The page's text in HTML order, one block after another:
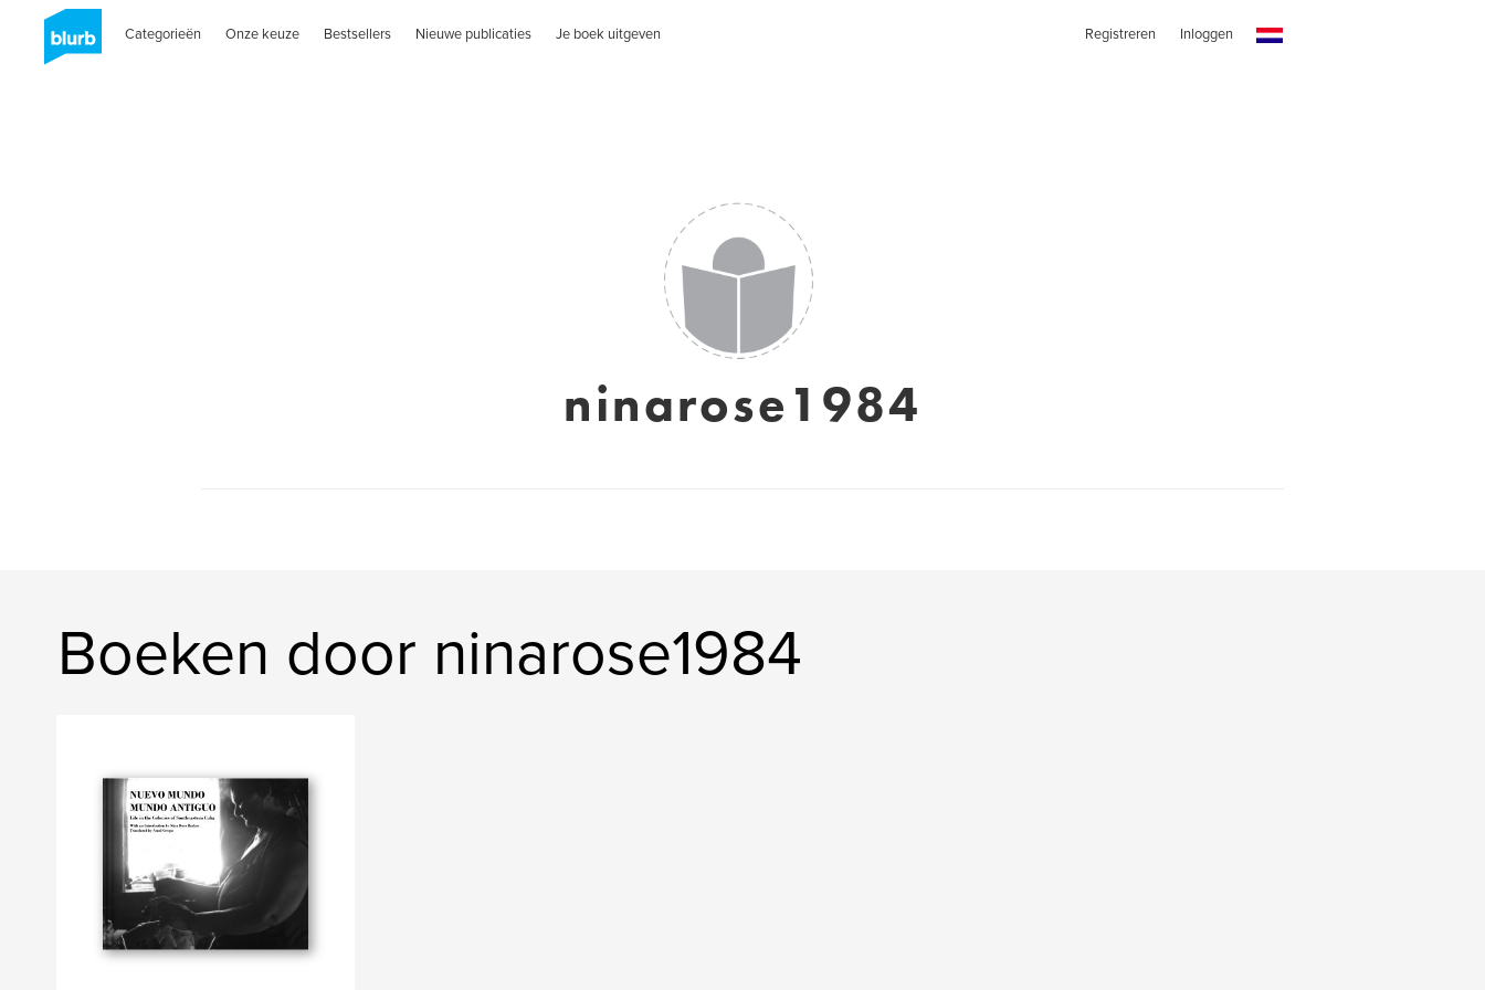
Categorieën Onze keuze Bestsellers Nieuwe publicaties Je boek uitgeven Registreren Inloggen
ninarose1984
Boeken door ninarose1984